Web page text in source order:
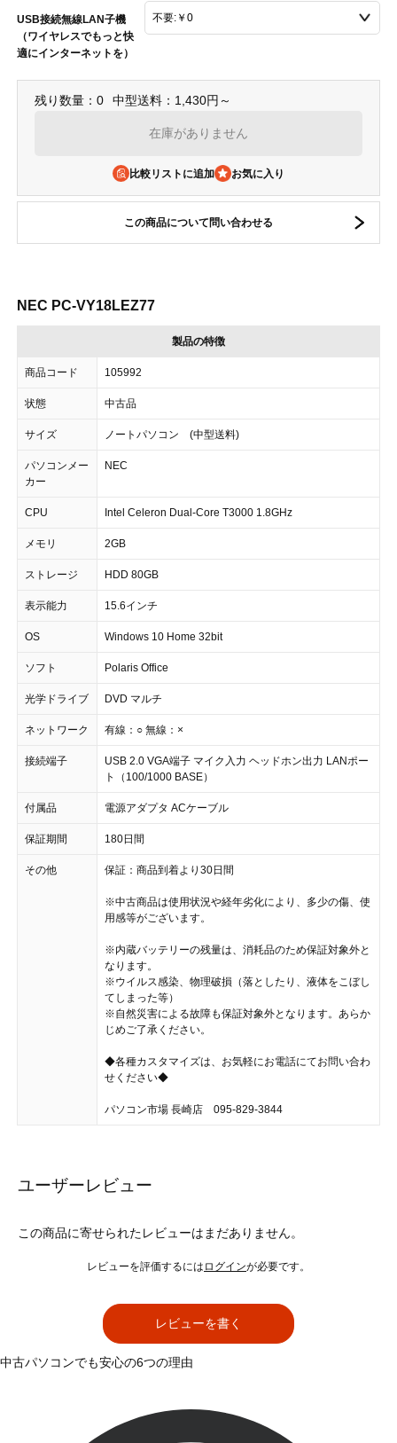
USB接続無線LAN子機
（ワイヤレスでもっと快
適にインターネットを）
残り数量：0 中型送料：1,430円～
在庫がありません
比較リストに追加
この商品について問い合わせる
NEC PC-VY18LEZ77
製品の特徴
商品コード 105992
状態 中古品
サイズ ノートパソコン (中型送料)
パソコンメー
カー
NEC
CPU Intel Celeron Dual-Core T3000 1.8GHz
メモリ 2GB
ストレージ HDD 80GB
表示能力 15.6インチ
OS Windows 10 Home 32bit
ソフト Polaris Office
光学ドライブ DVD マルチ
ネットワーク 有線：○ 無線：×
接続端子
USB 2.0 VGA端子 マイク入力 ヘッドホン出力 LANポー
ト（100/1000 BASE）
付属品 電源アダプタ ACケーブル
保証期間 180日間
その他 保証：商品到着より30日間
※中古商品は使用状況や経年劣化により、多少の傷、使
用感等がございます。
※内蔵バッテリーの残量は、消耗品のため保証対象外と
なります。
※ウイルス感染、物理破損（落としたり、液体をこぼし
てしまった等）
※自然災害による故障も保証対象外となります。あらか
じめご了承ください。
◆各種カスタマイズは、お気軽にお電話にてお問い合わ
せください◆
パソコン市場 長崎店 095-829-3844
ユーザーレビュー
この商品に寄せられたレビューはまだありません。
レビューを評価するには ログインが必要です。
レビューを書く
中古パソコンでも安心の6つの理由